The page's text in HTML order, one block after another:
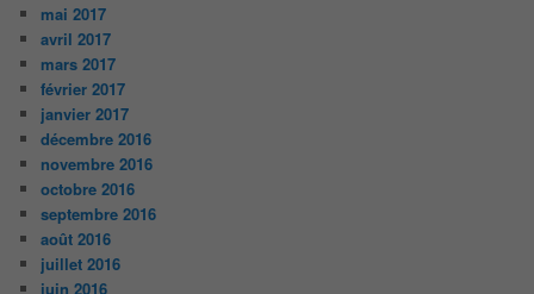
mai 2017
avril 2017
mars 2017
février 2017
janvier 2017
décembre 2016
novembre 2016
octobre 2016
septembre 2016
août 2016
juillet 2016
juin 2016